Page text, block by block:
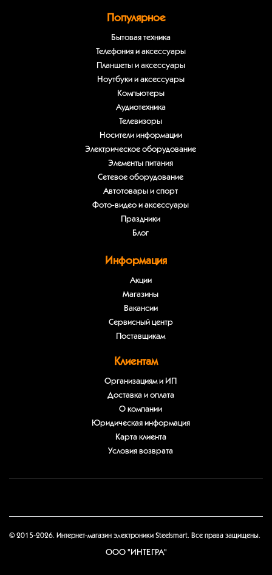
Популярное
Бытовая техника
Телефония и аксессуары
Планшеты и аксессуары
Ноутбуки и аксессуары
Компьютеры
Аудиотехника
Телевизоры
Носители информации
Электрическое оборудование
Элементы питания
Сетевое оборудование
Автотовары и спорт
Фото-видео и аксессуары
Праздники
Блог
Информация
Акции
Магазины
Вакансии
Сервисный центр
Поставщикам
Клиентам
Организациям и ИП
Доставка и оплата
О компании
Юридическая информация
Карта клиента
Условия возврата
© 2015-2026. Интернет-магазин электроники Steelsmart. Все права защищены.
ООО "ИНТЕГРА"